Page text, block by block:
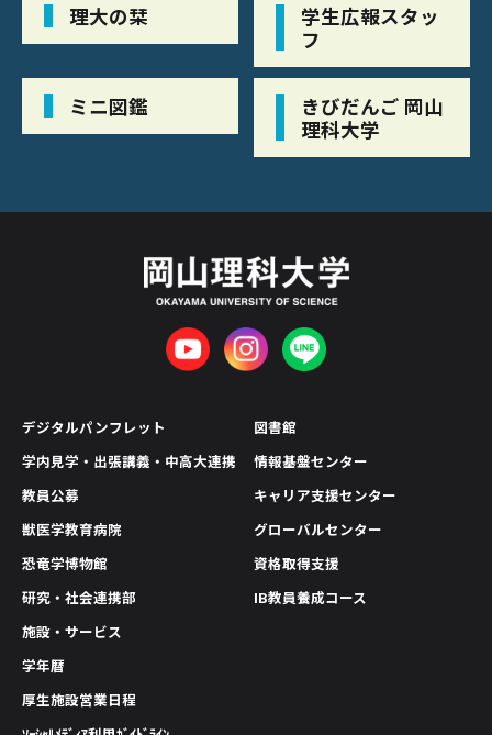
理大の栞
学生広報スタッ
フ
ミニ図鑑
きびだんご 岡山
理科大学
デジタルパンフレット
学内見学・出張講義・中高大連携
教員公募
獣医学教育病院
恐竜学博物館
研究・社会連携部
図書館
情報基盤センター
キャリア支援センター
グローバルセンター
資格取得支援
IB教員養成コース
施設・サービス
学年暦
厚生施設営業日程